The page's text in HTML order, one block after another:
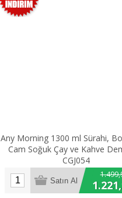
Any Morning 1300 ml Sürahi,
Cam Soğuk Çay ve Kahve
CGJ054